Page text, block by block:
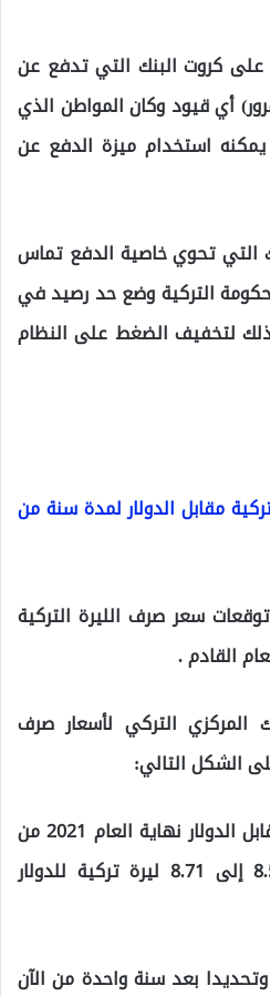
على كروت البنك التي تدفع عن
أي قيود وكان المواطن الذي
استخدام ميزة الدفع عن
التي تحوي خاصية الدفع تماس
التركية وضع حد رصيد في
لتخفيف الضغط على النظام
مقابل الدولار لمدة سنة من
سعر صرف الليرة التركية
القادم .
المركزي التركي لأسعار صرف
الشكل التالي:
سعر صرف الليرة التركية مقابل الدولار نهاية العام 2021 من
المتوقع أن تترواح من 8.57 إلى 8.71 ليرة تركية للدولار
أما في العام القادم 2022 وتحديدا بعد سنة واحدة من الآن